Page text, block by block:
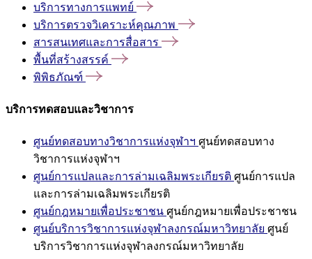
บริการทางการแพทย์
บริการตรวจวิเคราะห์คุณภาพ
สารสนเทศและการสื่อสาร
พื้นที่สร้างสรรค์
พิพิธภัณฑ์
บริการทดสอบและวิชาการ
ศูนย์ทดสอบทางวิชาการแห่งจุฬาฯ ศูนย์ทดสอบทาง
วิชาการแห่งจุฬาฯ
ศูนย์การแปลและการล่ามเฉลิมพระเกียรติ ศูนย์การแปล
และการล่ามเฉลิมพระเกียรติ
ศูนย์กฎหมายเพื่อประชาชน ศูนย์กฎหมายเพื่อประชาชน
ศูนย์บริการวิชาการแห่งจุฬาลงกรณ์มหาวิทยาลัย ศูนย์
บริการวิชาการแห่งจุฬาลงกรณ์มหาวิทยาลัย